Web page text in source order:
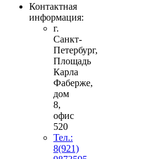
Контактная
информация:
г.
Санкт-
Петербург,
Площадь
Карла
Фаберже,
дом
8,
офис
520
Тел.:
8(921)